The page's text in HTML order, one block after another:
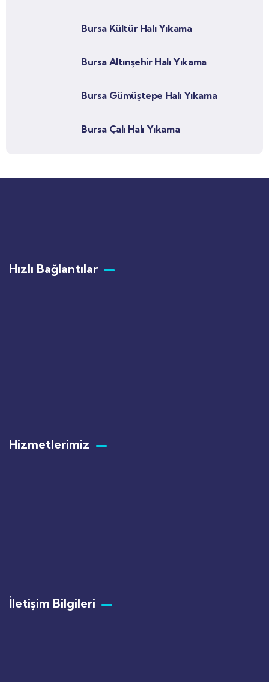
Bursa Kültür Halı Yıkama
Bursa Altınşehir Halı Yıkama
Bursa Gümüştepe Halı Yıkama
Bursa Çalı Halı Yıkama
Hızlı Bağlantılar
Hizmetlerimiz
İletişim Bilgileri